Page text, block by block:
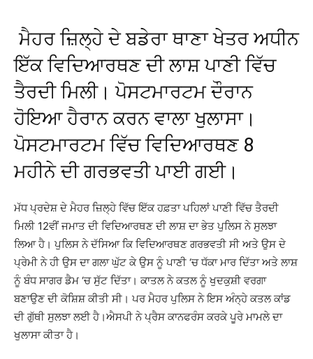
ਮੈਹਰ ਜ਼ਿਲ੍ਹੇ ਦੇ ਬਡੇਰਾ ਥਾਣਾ ਖੇਤਰ ਅਧੀਨ
ਇੱਕ ਵਿਦਿਆਰਥਣ ਦੀ ਲਾਸ਼ ਪਾਣੀ ਵਿੱਚ
ਤੈਰਦੀ ਮਿਲੀ। ਪੋਸਟਮਾਰਟਮ ਦੌਰਾਨ
ਹੋਇਆ ਹੈਰਾਨ ਕਰਨ ਵਾਲਾ ਖੁਲਾਸਾ।
ਪੋਸਟਮਾਰਟਮ ਵਿੱਚ ਵਿਦਿਆਰਥਣ 8
ਮਹੀਨੇ ਦੀ ਗਰਭਵਤੀ ਪਾਈ ਗਈ।
ਮੱਧ ਪ੍ਰਦੇਸ਼ ਦੇ ਮੈਹਰ ਜ਼ਿਲ੍ਹੇ ਵਿੱਚ ਇੱਕ ਹਫ਼ਤਾ ਪਹਿਲਾਂ ਪਾਣੀ ਵਿੱਚ ਤੈਰਦੀ
ਮਿਲੀ 12ਵੀਂ ਜਮਾਤ ਦੀ ਵਿਦਿਆਰਥਣ ਦੀ ਲਾਸ਼ ਦਾ ਭੇਤ ਪੁਲਿਸ ਨੇ ਸੁਲਝਾ
ਲਿਆ ਹੈ। ਪੁਲਿਸ ਨੇ ਦੱਸਿਆ ਕਿ ਵਿਦਿਆਰਥਣ ਗਰਭਵਤੀ ਸੀ ਅਤੇ ਉਸ ਦੇ
ਪ੍ਰੇਮੀ ਨੇ ਹੀ ਉਸ ਦਾ ਗਲਾ ਘੁੱਟ ਕੇ ਉਸ ਨੂੰ ਪਾਣੀ ‘ਚ ਧੱਕਾ ਮਾਰ ਦਿੱਤਾ ਅਤੇ ਲਾਸ਼
ਨੂੰ ਬੰਧ ਸਾਗਰ ਡੈਮ ‘ਚ ਸੁੱਟ ਦਿੱਤਾ। ਕਾਤਲ ਨੇ ਕਤਲ ਨੂੰ ਖੁਦਕੁਸ਼ੀ ਵਰਗਾ
ਬਣਾਉਣ ਦੀ ਕੋਸ਼ਿਸ਼ ਕੀਤੀ ਸੀ। ਪਰ ਮੈਹਰ ਪੁਲਿਸ ਨੇ ਇਸ ਅੰਨ੍ਹੇ ਕਤਲ ਕਾਂਡ
ਦੀ ਗੁੱਥੀ ਸੁਲਝਾ ਲਈ ਹੈ।ਐਸਪੀ ਨੇ ਪ੍ਰੈਸ ਕਾਨਫਰੰਸ ਕਰਕੇ ਪੂਰੇ ਮਾਮਲੇ ਦਾ
ਖੁਲਾਸਾ ਕੀਤਾ ਹੈ।